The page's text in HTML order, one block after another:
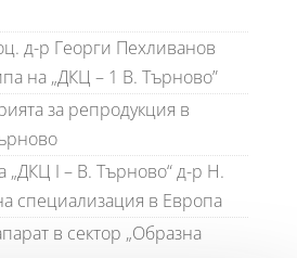
д-р Георги Пехливанов
на „ДКЦ – 1 В. Търново”
за репродукция в
„ДКЦ I – В. Търново“ д-р Н.
специализация в Европа
в сектор „Образна